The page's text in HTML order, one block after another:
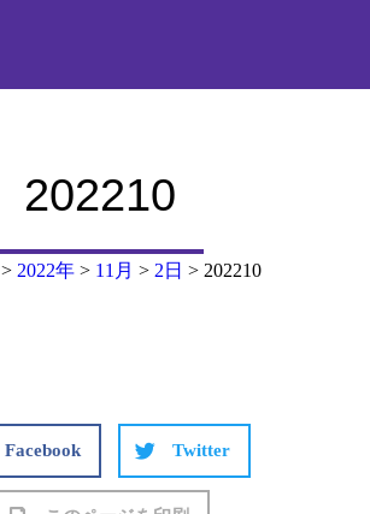
202210
> 2022年 > 11月 > 2日 > 202210
Facebook Twitter